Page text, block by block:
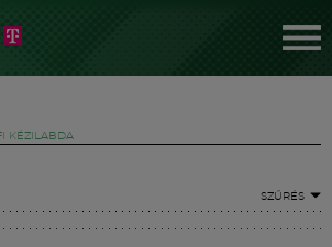
KÉZILABDA
SZŰRÉS